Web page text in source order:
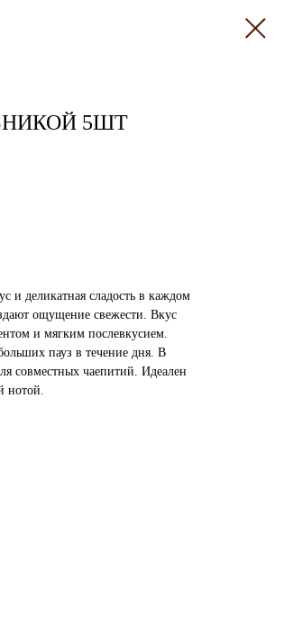
5ШТ
деликатная сладость в каждом
ощущение свежести. Вкус
и мягким послевкусием.
пауз в течение дня. В
совместных чаепитий. Идеален
нотой.